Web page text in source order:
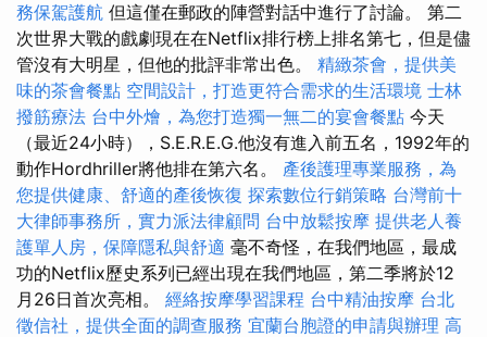
務保駕護航 但這僅在郵政的陣營對話中進行了討論。 第二
次世界大戰的戲劇現在在Netflix排行榜上排名第七，但是儘
管沒有大明星，但他的批評非常出色。 精緻茶會，提供美
味的茶會餐點 空間設計，打造更符合需求的生活環境 士林
撥筋療法 台中外燴，為您打造獨一無二的宴會餐點 今天
（最近24小時），S.E.R.E.G.他沒有進入前五名，1992年的
動作Hordhriller將他排在第六名。 產後護理專業服務，為
您提供健康、舒適的產後恢復 探索數位行銷策略 台灣前十
大律師事務所，實力派法律顧問 台中放鬆按摩 提供老人養
護單人房，保障隱私與舒適 毫不奇怪，在我們地區，最成
功的Netflix歷史系列已經出現在我們地區，第二季將於12
月26日首次亮相。 經絡按摩學習課程 台中精油按摩 台北
徵信社，提供全面的調查服務 宜蘭台胞證的申請與辦理 高